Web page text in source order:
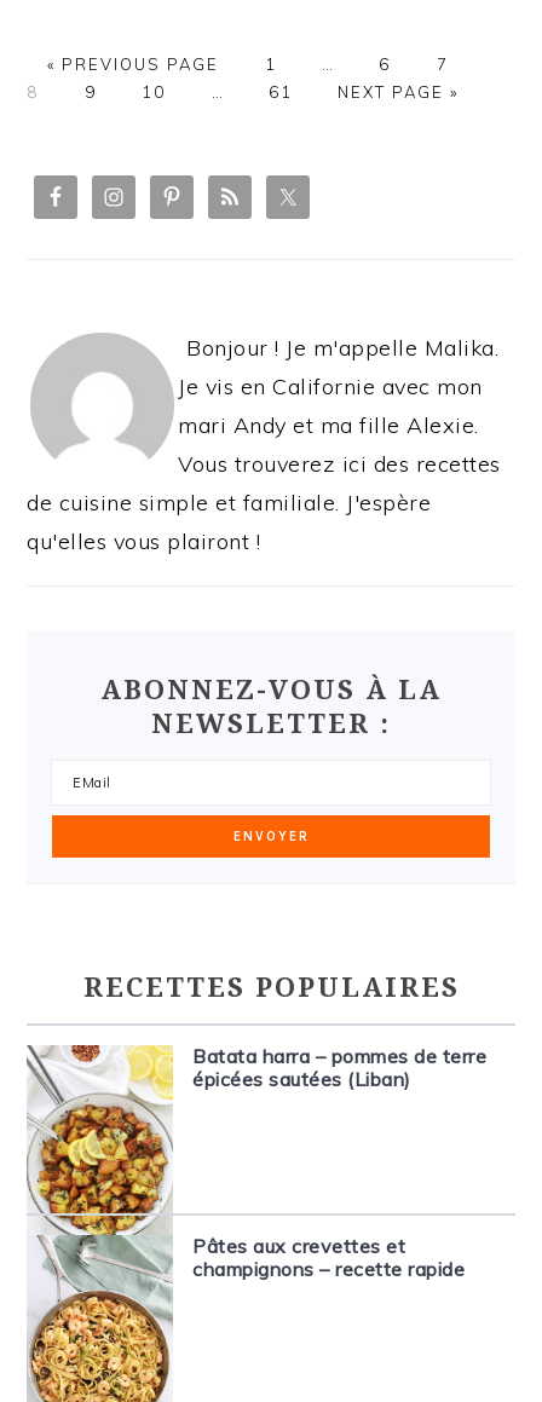
« PREVIOUS PAGE PAGE
1 PAGE
6 PAGE
7
8
PAGE
9 PAGE
10 PAGE
61 NEXT PAGE »
SIDEBAR
Bonjour ! Je m'appelle Malika.
Je vis en Californie avec mon
mari Andy et ma fille Alexie.
Vous trouverez ici des recettes
de cuisine simple et familiale. J'espère
qu'elles vous plairont !
ABONNEZ-VOUS À LA
NEWSLETTER :
RECETTES POPULAIRES
Batata harra – pommes de terre
épicées sautées (Liban)
Pâtes aux crevettes et
champignons – recette rapide